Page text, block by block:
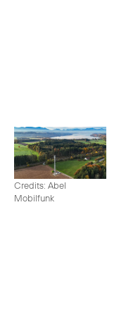
Credits: Abel
Mobilfunk